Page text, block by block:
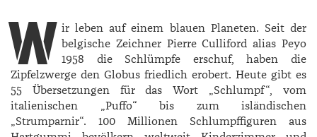
W ir leben auf einem blauen Planeten. Seit der
belgische Zeichner Pierre Culliford alias Peyo
1958 die Schlümpfe erschuf, haben die
Zipfelzwerge den Globus friedlich erobert. Heute gibt es
55 Übersetzungen für das Wort „Schlumpf“, vom
italienischen „Puffo“ bis zum isländischen
„Strumparnir“. 100 Millionen Schlumpffiguren aus